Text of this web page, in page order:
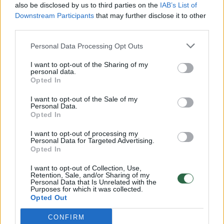
also be disclosed by us to third parties on the IAB’s List of
Downstream Participants that may further disclose it to other
Personal Data Processing Opt Outs
I want to opt-out of the Sharing of my
personal data.
Opted In
I want to opt-out of the Sale of my
Personal Data.
Opted In
I want to opt-out of processing my
Personal Data for Targeted Advertising.
Opted In
I want to opt-out of Collection, Use,
Retention, Sale, and/or Sharing of my
Personal Data that Is Unrelated with the
Purposes for which it was collected.
Opted Out
CONFIRM
Lietuvos diena
Savaitės vidurys nusimato karštas: temperatūra kils iki
Žinios | Orai
00:00:59
Nufilmavo, kaip patvino Vilniaus Vakarinis aplinkkelis:
vaizdas pribloškia
Žinios | Lietuvos diena
V. Zalužno pasisakymą laiko bandymu įsitvirtinti
Ukrainos politikoje: jis yra neteisus
Laidos | Nauja diena